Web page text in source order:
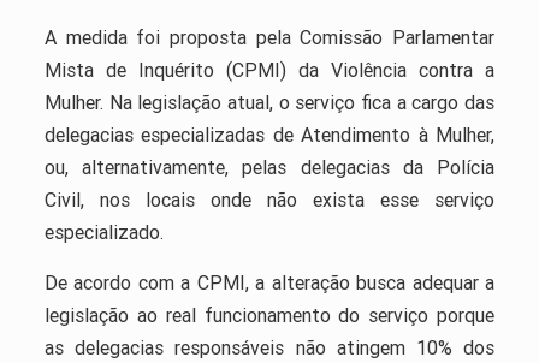
A medida foi proposta pela Comissão Parlamentar
Mista de Inquérito (CPMI) da Violência contra a
Mulher. Na legislação atual, o serviço fica a cargo das
delegacias especializadas de Atendimento à Mulher,
ou, alternativamente, pelas delegacias da Polícia
Civil, nos locais onde não exista esse serviço
especializado.
De acordo com a CPMI, a alteração busca adequar a
legislação ao real funcionamento do serviço porque
as delegacias responsáveis não atingem 10% dos